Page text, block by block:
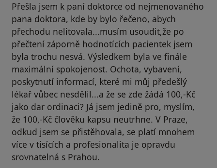
Přešla jsem k paní doktorce od nejmenovaného
pana doktora, kde by bylo řečeno, abych
přechodu nelitovala...musím usoudit,že po
přečtení záporně hodnotících pacientek jsem
byla trochu nesvá. Výsledkem byla ve finále
maximální spokojenost. Ochota, vybavení,
poskytnutí informací, které mi můj předešlý
lékař vůbec nesdělil...a že se zde žádá 100,-Kč
jako dar ordinaci? Já jsem jedině pro, myslím,
že 100,-Kč člověku kapsu neutrhne. V Praze,
odkud jsem se přistěhovala, se platí mnohem
více v tisících a profesionalita je opravdu
srovnatelná s Prahou.